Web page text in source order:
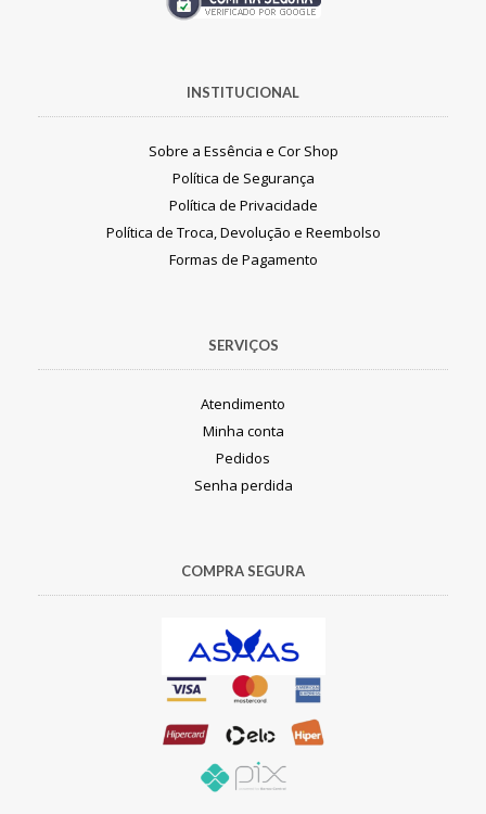
INSTITUCIONAL
Sobre a Essência e Cor Shop
Política de Segurança
Política de Privacidade
Política de Troca, Devolução e Reembolso
Formas de Pagamento
SERVIÇOS
Atendimento
Minha conta
Pedidos
Senha perdida
COMPRA SEGURA